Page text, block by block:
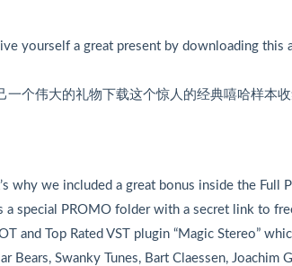
yourself a great present by downloading this
个伟大的礼物下载这个惊人的经典嘻哈样本收
why we included a great bonus inside the Full
a special PROMO folder with a secret link to
and Top Rated VST plugin “Magic Stereo”
Bears, Swanky Tunes, Bart Claessen, Joachim